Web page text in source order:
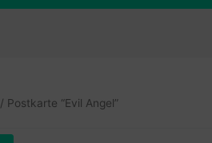
/ Postkarte “Evil Angel”